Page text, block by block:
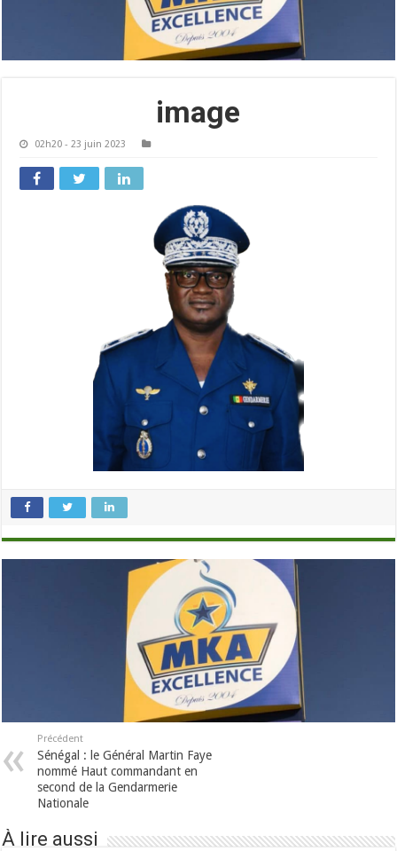
image
02h20 - 23 juin 2023
Précédent
Sénégal : le Général Martin Faye
nommé Haut commandant en
second de la Gendarmerie
Nationale
À lire aussi